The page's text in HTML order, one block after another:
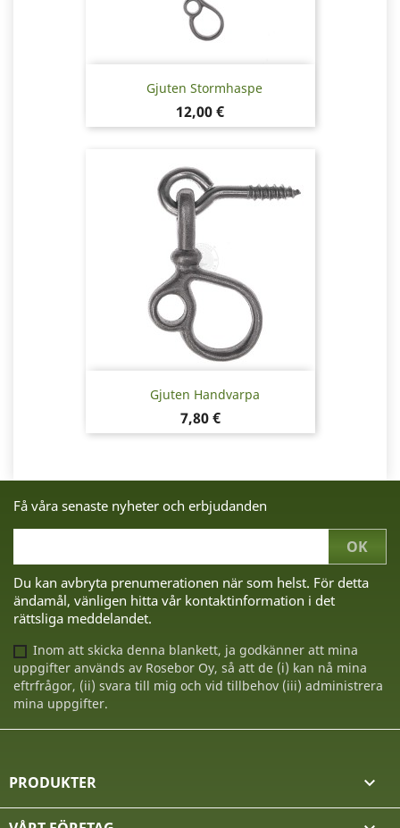
Gjuten Stormhaspe
Pris
12,00 €
Gjuten Handvarpa
Pris
7,80 €
Få våra senaste nyheter och erbjudanden
Du kan avbryta prenumerationen när som helst. För detta
ändamål, vänligen hitta vår kontaktinformation i det
rättsliga meddelandet.
Inom att skicka denna blankett, ja godkänner att mina
uppgifter används av Rosebor Oy, så att de (i) kan nå mina
eftrfrågor, (ii) svara till mig och vid tillbehov (iii) administrera
mina uppgifter.
PRODUKTER 